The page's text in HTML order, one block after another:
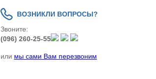
ВОЗНИКЛИ ВОПРОСЫ?
Звоните:
(096) 260-25-55
или мы сами Вам перезвоним